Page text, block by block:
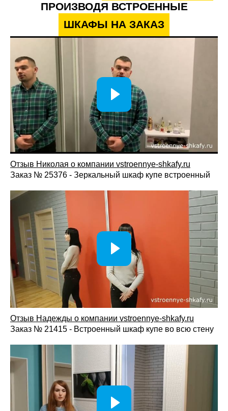
ПРОИЗВОДЯ ВСТРОЕННЫЕ
ШКАФЫ НА ЗАКАЗ
Отзыв Николая о компании vstroennye-shkafy.ru
Заказ № 25376 - Зеркальный шкаф купе встроенный
Отзыв Надежды о компании vstroennye-shkafy.ru
Заказ № 21415 - Встроенный шкаф купе во всю стену